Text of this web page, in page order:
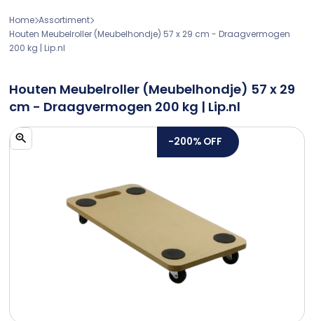
HomeAssortiment
Houten Meubelroller (Meubelhondje) 57 x 29 cm - Draagvermogen
200 kg | Lip.nl
Houten Meubelroller (Meubelhondje) 57 x 29
cm - Draagvermogen 200 kg | Lip.nl
-200% OFF